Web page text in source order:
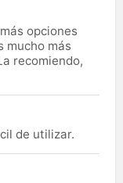
opciones
mucho más
recomiendo,
de utilizar.